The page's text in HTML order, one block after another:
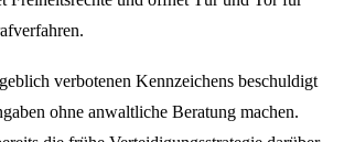
verbotenen Kennzeichens beschuldigt
ohne anwaltliche Beratung machen.